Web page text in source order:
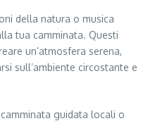
della natura o musica
tua camminata. Questi
un’atmosfera serena,
sull’ambiente circostante e
guidata locali o